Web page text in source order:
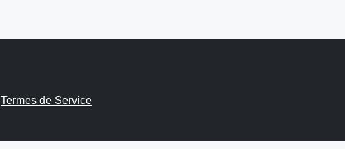
Termes de Service